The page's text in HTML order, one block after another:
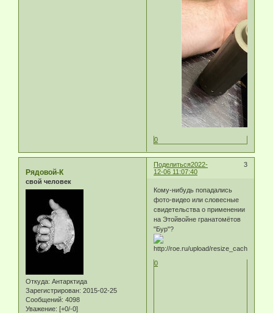
0
Поделиться 3
2022-
12-06 11:07:40
Рядовой-К
свой человек
Откуда: Антарктида
Зарегистрирован: 2015-02-25
Сообщений: 4098
Уважение: [+0/-0]
Кому-нибудь попадались
фото-видео или словесные
свидетельства о применении
на Этойвойне гранатомётов
"Бур"?
0